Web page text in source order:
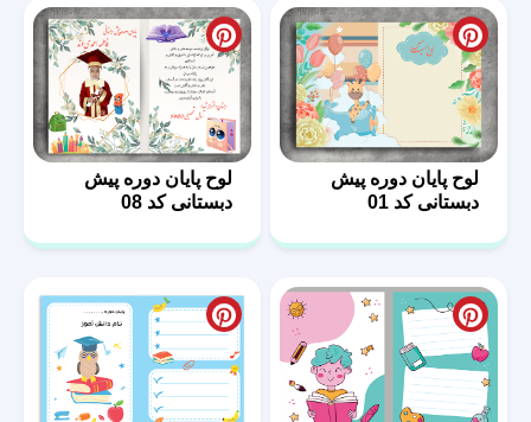
لوح پایان دوره پیش
دبستانی کد 01
لوح پایان دوره پیش
دبستانی کد 08